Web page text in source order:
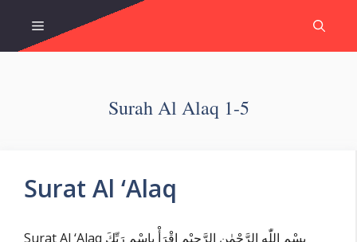
content
Menu
Surah Al Alaq 1-5
Surat Al ‘Alaq
Surat Al ‘Alaq بِسْمِ اللّٰهِ الرَّحْمٰنِ الرَّحِيْمِ اِقْرَأْ بِاسْمِ رَبِّكَ